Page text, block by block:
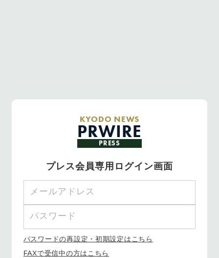
KYODO NEWS
PRWIRE
PRESS
プレス会員専用ログイン画面
パスワードの再設定・初期設定はこちら
FAXで受信中の方はこちら